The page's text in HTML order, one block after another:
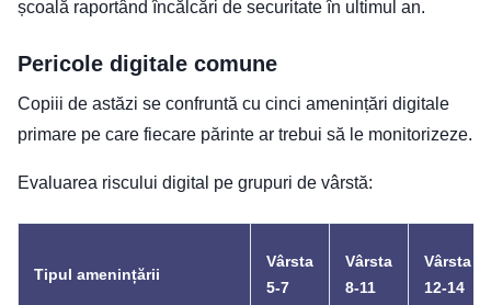
școală raportând încălcări de securitate în ultimul an.
Pericole digitale comune
Copiii de astăzi se confruntă cu cinci amenințări digitale
primare pe care fiecare părinte ar trebui să le monitorizeze.
Evaluarea riscului digital pe grupuri de vârstă:
Tipul amenințării
Vârsta
5-7
Vârsta
8-11
Vârsta
12-14